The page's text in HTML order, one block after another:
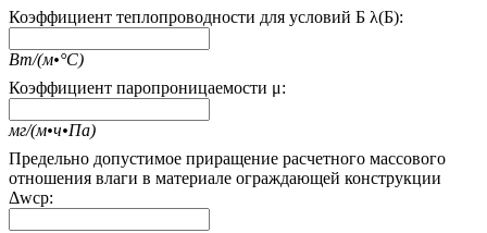
Коэффициент теплопроводности для условий Б λ(Б):
Вт/(м•°С)
Коэффициент паропроницаемости μ:
мг/(м•ч•Па)
Предельно допустимое приращение расчетного массового
отношения влаги в материале ограждающей конструкции
Δwcp: